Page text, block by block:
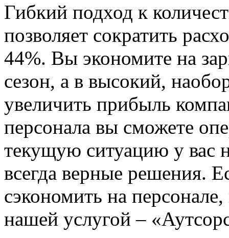
Гибкий подход к
позволяет сократить
44%. Вы экономите на
сезон, а в высокий,
увеличить прибыль
персонала вы сможете
текущую ситуацию у вас
всегда верные решения.
сэкономить на
нашей услугой –